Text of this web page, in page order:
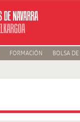
FORMACIÓN BOLSA